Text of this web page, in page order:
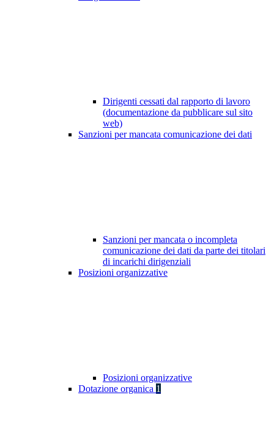
Dirigenti cessati dal rapporto di lavoro
(documentazione da pubblicare sul sito
web)
Sanzioni per mancata comunicazione dei dati
Sanzioni per mancata o incompleta
comunicazione dei dati da parte dei titolari
di incarichi dirigenziali
Posizioni organizzative
Posizioni organizzative
Dotazione organica 1